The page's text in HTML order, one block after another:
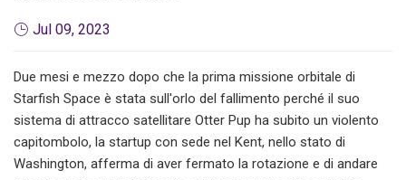
Jul 09, 2023
Due mesi e mezzo dopo che la prima missione orbitale di
Starfish Space è stata sull'orlo del fallimento perché il suo
sistema di attracco satellitare Otter Pup ha subito un violento
capitombolo, la startup con sede nel Kent, nello stato di
Washington, afferma di aver fermato la rotazione e di andare